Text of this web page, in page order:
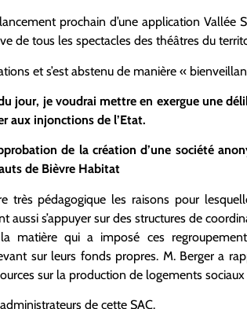
prochain d’une application Vallée
de tous les spectacles des théâtres du
et s’est abstenu de manière «
jour, je voudrai mettre en exergue une
aux injonctions de l’Etat.
de la création d’une société
de Bièvre Habitat
très pédagogique les raisons pour
aussi s’appuyer sur des structures de
matière qui a imposé ces
sur leurs fonds propres. M. Berger a
sur la production de logements sociaux
de cette SAC.